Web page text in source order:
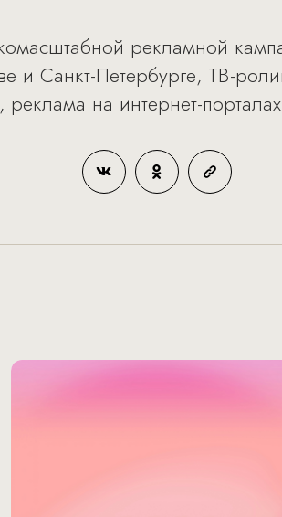
рекламной
и Санкт-Петербурге, ТВ-
на интернет-порталах